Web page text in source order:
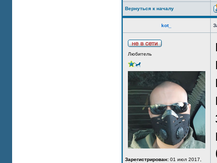
Вернуться к началу
kot_
Любитель
Зарегистрирован: 01 июл 2017,